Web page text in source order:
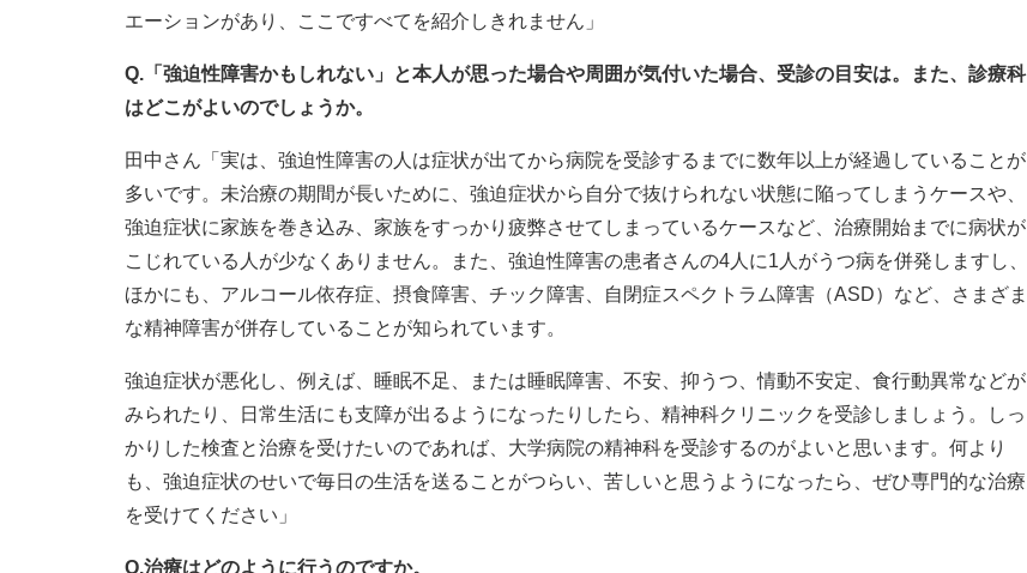
エーションがあり、ここですべてを紹介しきれません」
Q.「強迫性障害かもしれない」と本人が思った場合や周囲が気付いた場合、受診の目安は。また、診療科
はどこがよいのでしょうか。
田中さん「実は、強迫性障害の人は症状が出てから病院を受診するまでに数年以上が経過していることが
多いです。未治療の期間が長いために、強迫症状から自分で抜けられない状態に陥ってしまうケースや、
強迫症状に家族を巻き込み、家族をすっかり疲弊させてしまっているケースなど、治療開始までに病状が
こじれている人が少なくありません。また、強迫性障害の患者さんの4人に1人がうつ病を併発しますし、
ほかにも、アルコール依存症、摂食障害、チック障害、自閉症スペクトラム障害（ASD）など、さまざま
な精神障害が併存していることが知られています。
強迫症状が悪化し、例えば、睡眠不足、または睡眠障害、不安、抑うつ、情動不安定、食行動異常などが
みられたり、日常生活にも支障が出るようになったりしたら、精神科クリニックを受診しましょう。しっ
かりした検査と治療を受けたいのであれば、大学病院の精神科を受診するのがよいと思います。何より
も、強迫症状のせいで毎日の生活を送ることがつらい、苦しいと思うようになったら、ぜひ専門的な治療
を受けてください」
Q.治療はどのように行うのですか。